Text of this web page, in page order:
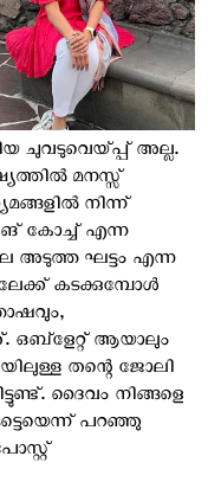
ചുവടുവെയ്പ്പ് അല്ല.
മനസ്സ്
നിന്ന്
കോച്ച് എന്ന
അടുത്ത ഘട്ടം എന്ന
കടക്കുമ്പോൾ
ഒബ്ളേറ്റ് ആയാലും
തന്റെ ജോലി
ദൈവം നിങ്ങളെ
പറഞ്ഞു